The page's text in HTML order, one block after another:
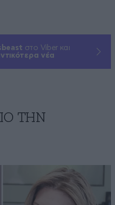
στο Viber και
νέα
ΤΗΝ